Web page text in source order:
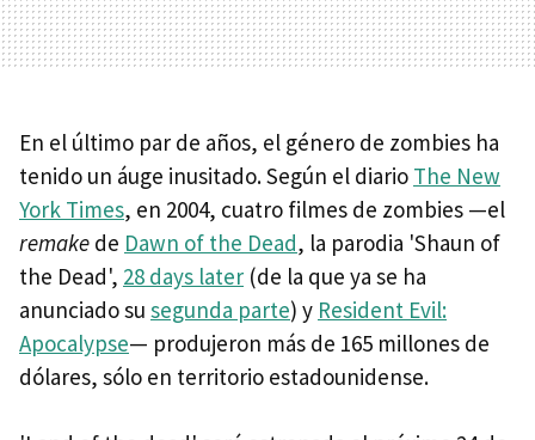
En el último par de años, el género de zombies ha
tenido un áuge inusitado. Según el diario The New
York Times, en 2004, cuatro filmes de zombies —el
remake de Dawn of the Dead, la parodia 'Shaun of
the Dead', 28 days later (de la que ya se ha
anunciado su segunda parte) y Resident Evil:
Apocalypse— produjeron más de 165 millones de
dólares, sólo en territorio estadounidense.